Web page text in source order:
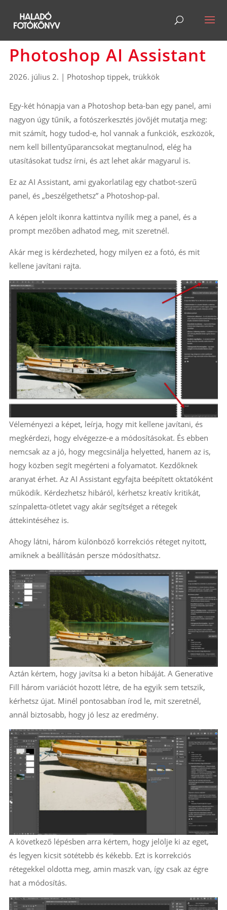
Photoshop AI Assistant
2026. július 2. | Photoshop tippek, trükkök
Egy-két hónapja van a Photoshop beta-ban egy panel, ami
nagyon úgy tűnik, a fotószerkesztés jövőjét mutatja meg:
mit számít, hogy tudod-e, hol vannak a funkciók, eszközök,
nem kell billentyűparancsokat megtanulnod, elég ha
utasításokat tudsz írni, és azt lehet akár magyarul is.
Ez az AI Assistant, ami gyakorlatilag egy chatbot-szerű
panel, és „beszélgethetsz” a Photoshop-pal.
A képen jelölt ikonra kattintva nyílik meg a panel, és a
prompt mezőben adhatod meg, mit szeretnél.
Akár meg is kérdezheted, hogy milyen ez a fotó, és mit
kellene javítani rajta.
Véleményezi a képet, leírja, hogy mit kellene javítani, és
megkérdezi, hogy elvégezze-e a módosításokat. És ebben
nemcsak az a jó, hogy megcsinálja helyetted, hanem az is,
hogy közben segít megérteni a folyamatot. Kezdőknek
aranyat érhet. Az AI Assistant egyfajta beépített oktatóként
működik. Kérdezhetsz hibáról, kérhetsz kreatív kritikát,
színpaletta-ötletet vagy akár segítséget a rétegek
áttekintéséhez is.
Ahogy látni, három különböző korrekciós réteget nyitott,
amiknek a beállításán persze módosíthatsz.
Aztán kértem, hogy javítsa ki a beton hibáját. A Generative
Fill három variációt hozott létre, de ha egyik sem tetszik,
kérhetsz újat. Minél pontosabban írod le, mit szeretnél,
annál biztosabb, hogy jó lesz az eredmény.
A következő lépésben arra kértem, hogy jelölje ki az eget,
és legyen kicsit sötétebb és kékebb. Ezt is korrekciós
rétegekkel oldotta meg, amin maszk van, így csak az égre
hat a módosítás.